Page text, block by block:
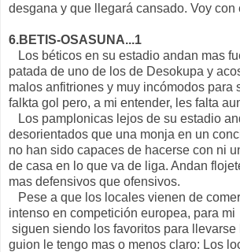
desgana y que llegará cansado. Voy con
6.BETIS-OSASUNA...1
Los béticos en su estadio andan mas
patada de uno de los de Desokupa y
malos anfitriones y muy incómodos para
falkta gol pero, a mi entender, les falta
Los pamplonicas lejos de su estadio
desorientados que una monja en un
no han sido capaces de hacerse con ni
de casa en lo que va de liga. Andan
mas defensivos que ofensivos.
Pese a que los locales vienen de
intenso en competición europea, para mi
siguen siendo los favoritos para llevarse
guion le tengo mas o menos claro: Los